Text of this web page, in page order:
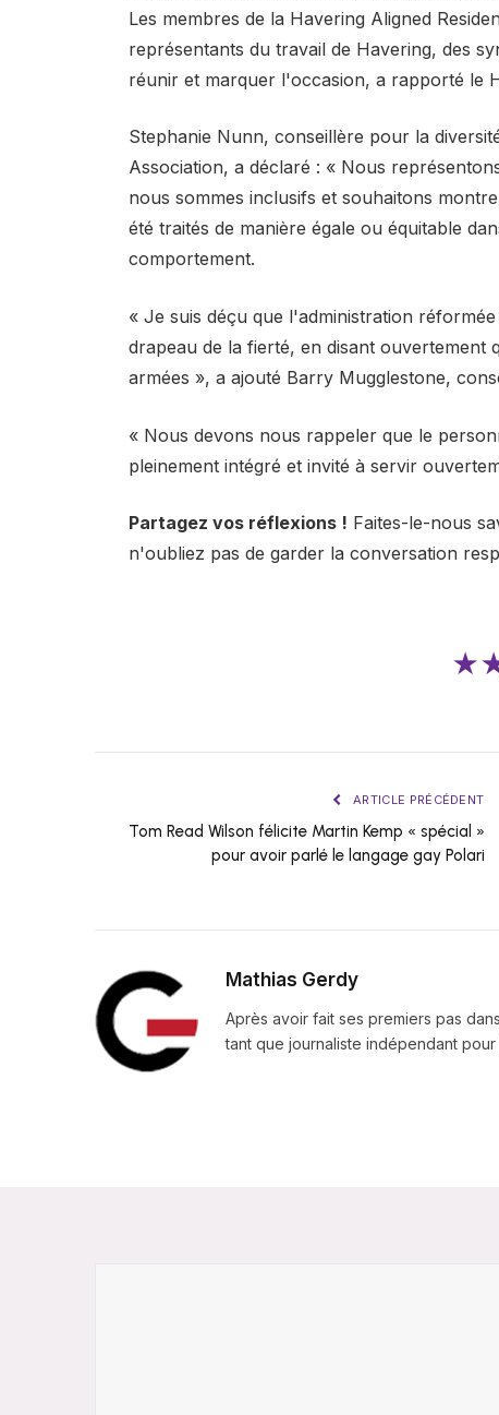
Les membres de la Havering Aligned
représentants du travail de Havering, des
réunir et marquer l'occasion, a rapporté le
Stephanie Nunn, conseillère pour la
Association, a déclaré : « Nous
nous sommes inclusifs et souhaitons
été traités de manière égale ou équitable
comportement.
« Je suis déçu que l'administration
drapeau de la fierté, en disant
armées », a ajouté Barry Mugglestone,
« Nous devons nous rappeler que le
pleinement intégré et invité à servir
Partagez vos réflexions ! Faites-le-nous
n'oubliez pas de garder la conversation
ARTICLE PRÉCÉDENT
Tom Read Wilson félicite Martin Kemp « spécial »
pour avoir parlé le langage gay Polari
Mathias Gerdy
Après avoir fait ses premiers pas
tant que journaliste indépendant